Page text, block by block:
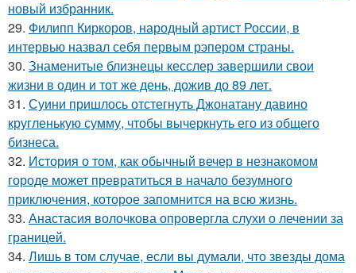
новый избранник.
29. Филипп Киркоров, народный артист России, в
интервью назвал себя первым рэпером страны.
30. Знаменитые близнецы кесслер завершили свои
жизни в один и тот же день, дожив до 89 лет.
31. Суини пришлось отстегнуть Джонатану давино
кругленькую сумму, чтобы вычеркнуть его из общего
бизнеса.
32. История о том, как обычный вечер в незнакомом
городе может превратиться в начало безумного
приключения, которое запомнится на всю жизнь.
33. Анастасия волочкова опровергла слухи о лечении за
границей.
34. Лишь в том случае, если вы думали, что звезды дома